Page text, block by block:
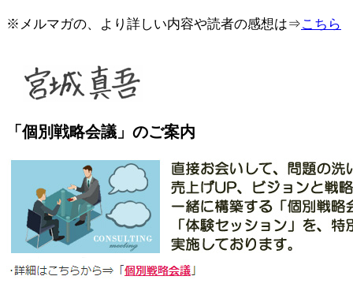
※メルマガの、より詳しい内容や読者の感想は⇒こちら
「個別戦略会議」のご案内